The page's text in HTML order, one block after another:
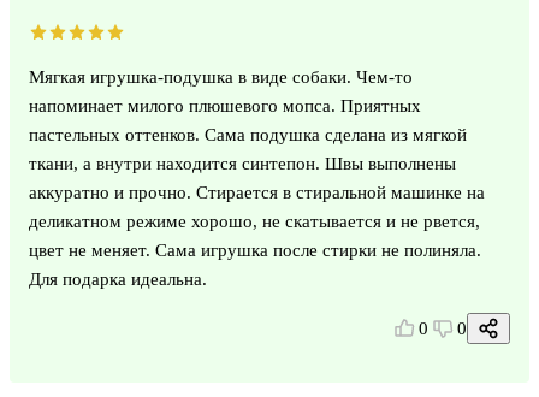
Мягкая игрушка-подушка в виде собаки. Чем-то
напоминает милого плюшевого мопса. Приятных
пастельных оттенков. Сама подушка сделана из мягкой
ткани, а внутри находится синтепон. Швы выполнены
аккуратно и прочно. Стирается в стиральной машинке на
деликатном режиме хорошо, не скатывается и не рвется,
цвет не меняет. Сама игрушка после стирки не полиняла.
Для подарка идеальна.
0 0